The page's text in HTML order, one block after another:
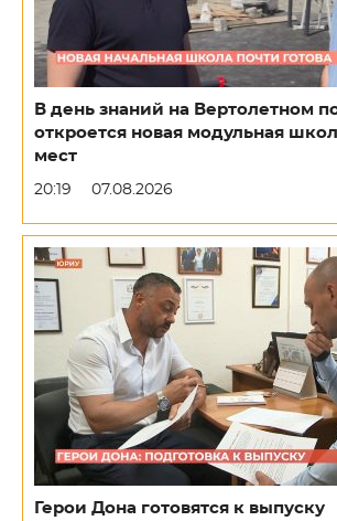
В день знаний на Вертолетном
откроется новая модульная
мест
20:19 07.08.2026
Герои Дона готовятся к выпуску